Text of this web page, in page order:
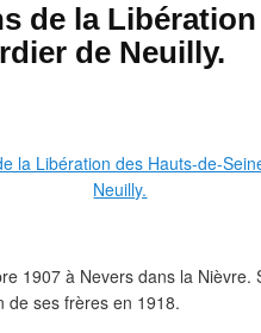
de la
de Neuilly.
1907 à Nevers dans la Nièvre.
de ses frères en 1918.